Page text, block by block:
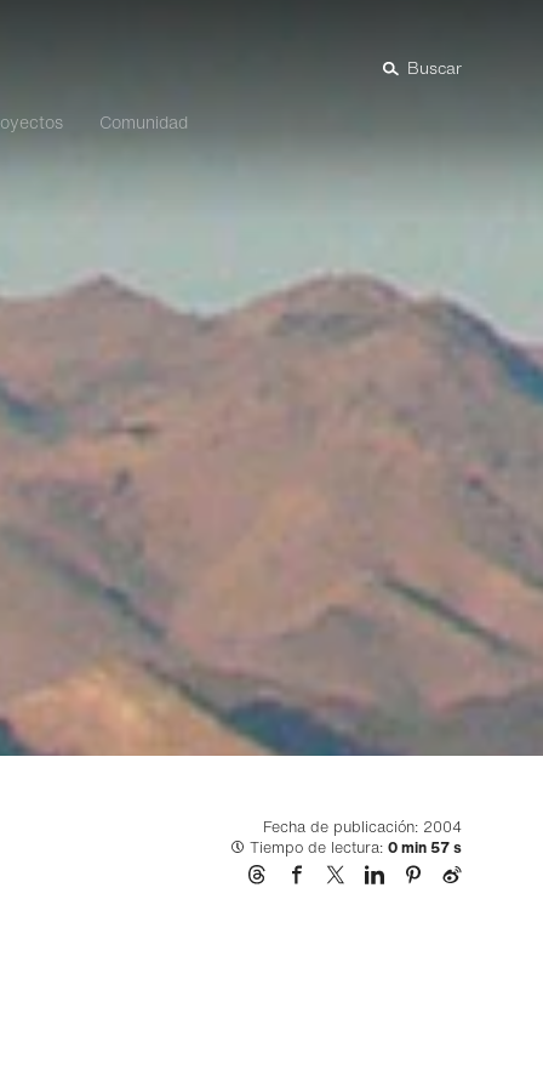
Buscar
Comunidad
Fecha de publicación: 2004
Tiempo de lectura: 0 min 57 s